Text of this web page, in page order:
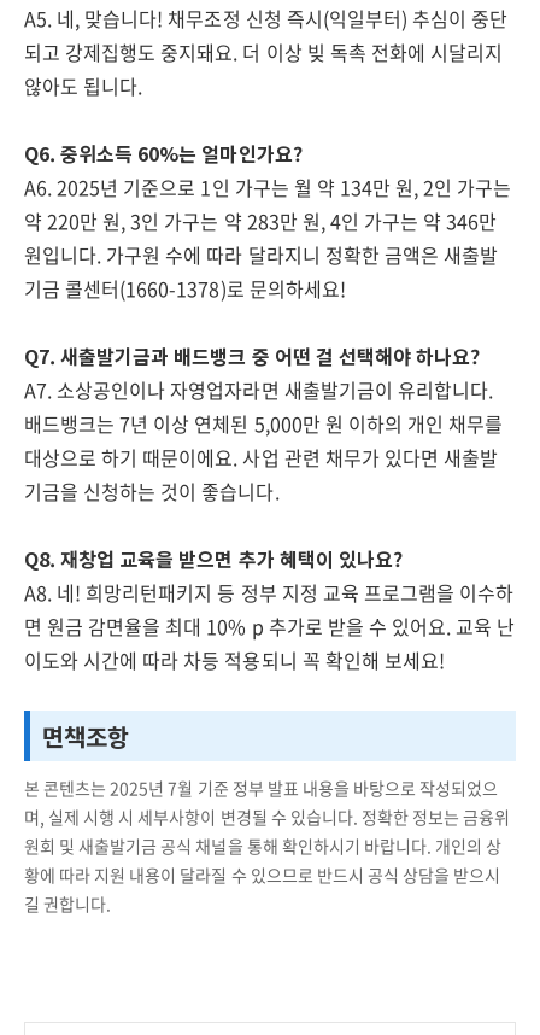
A5. 네, 맞습니다! 채무조정 신청 즉시(익일부터) 추심이 중단
되고 강제집행도 중지돼요. 더 이상 빚 독촉 전화에 시달리지
않아도 됩니다.
Q6. 중위소득 60%는 얼마인가요?
A6. 2025년 기준으로 1인 가구는 월 약 134만 원, 2인 가구는
약 220만 원, 3인 가구는 약 283만 원, 4인 가구는 약 346만
원입니다. 가구원 수에 따라 달라지니 정확한 금액은 새출발
기금 콜센터(1660-1378)로 문의하세요!
Q7. 새출발기금과 배드뱅크 중 어떤 걸 선택해야 하나요?
A7. 소상공인이나 자영업자라면 새출발기금이 유리합니다.
배드뱅크는 7년 이상 연체된 5,000만 원 이하의 개인 채무를
대상으로 하기 때문이에요. 사업 관련 채무가 있다면 새출발
기금을 신청하는 것이 좋습니다.
Q8. 재창업 교육을 받으면 추가 혜택이 있나요?
A8. 네! 희망리턴패키지 등 정부 지정 교육 프로그램을 이수하
면 원금 감면율을 최대 10% p 추가로 받을 수 있어요. 교육 난
이도와 시간에 따라 차등 적용되니 꼭 확인해 보세요!
면책조항
본 콘텐츠는 2025년 7월 기준 정부 발표 내용을 바탕으로 작성되었으
며, 실제 시행 시 세부사항이 변경될 수 있습니다. 정확한 정보는 금융위
원회 및 새출발기금 공식 채널을 통해 확인하시기 바랍니다. 개인의 상
황에 따라 지원 내용이 달라질 수 있으므로 반드시 공식 상담을 받으시
길 권합니다.